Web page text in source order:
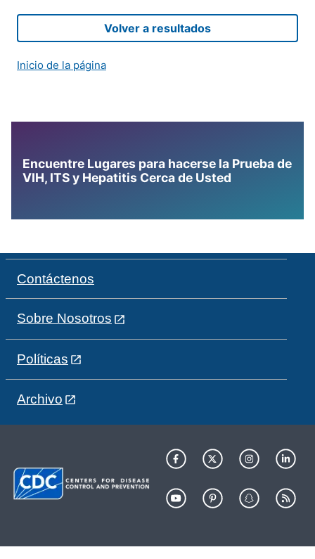
Volver a resultados
Inicio de la página
Encuentre Lugares para hacerse la Prueba de
VIH, ITS y Hepatitis Cerca de Usted
Contáctenos
Sobre Nosotros
Políticas
Archivo